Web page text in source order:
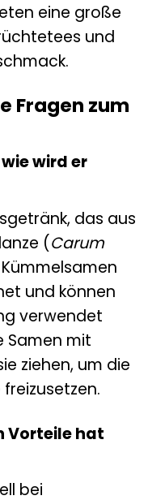
eine große
und
Fragen zum
wird er
das aus
(Carum
und können
verwendet
Samen mit
ziehen, um die
Vorteile hat
bei